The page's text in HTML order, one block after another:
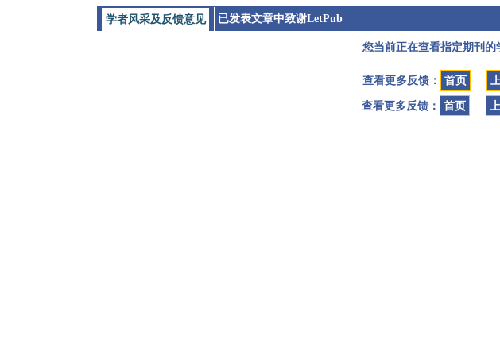
学者风采及反馈意见 已发表文章中致谢LetPub
您当前正在查看指定期刊的
查看更多反馈： 首页
查看更多反馈：
首页